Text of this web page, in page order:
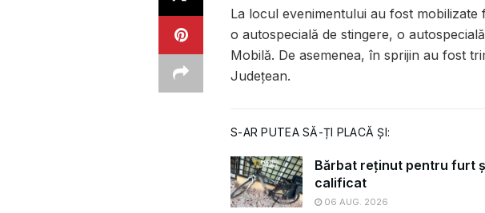
La locul evenimentului au fost
o autospecială de stingere, o
Mobilă. De asemenea, în sprijin au fost
Județean.
S-AR PUTEA SĂ-ȚI PLACĂ ȘI:
Bărbat reținut pentru furt
calificat
06 AUG. 2026